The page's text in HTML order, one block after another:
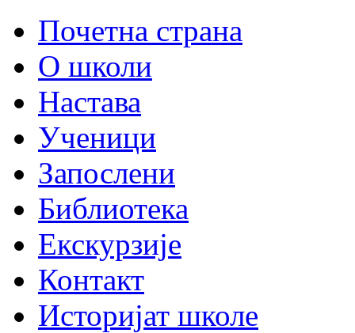
Почетна страна
О школи
Настава
Ученици
Запослени
Библиотека
Екскурзије
Контакт
Историјат школе